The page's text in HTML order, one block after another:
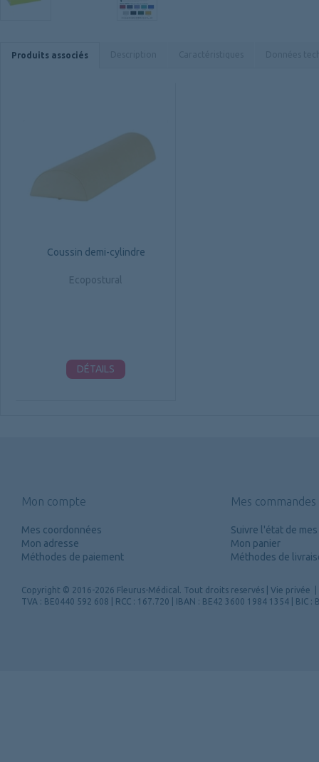
Produits associés
Coussin demi-cylindre
Ecopostural
DÉTAILS
Mon compte
Mes coordonnées
Mon adresse
Méthodes de paiement
Mes commandes
Suivre l'état de
Mon panier
Méthodes de
Copyright © 2016-2026 Fleurus-Médical. Tout droits reservés Vie privée
TVA : BE0440 592 608 | RCC : 167.720 | IBAN : BE42 3600 1984 1354 | BIC :